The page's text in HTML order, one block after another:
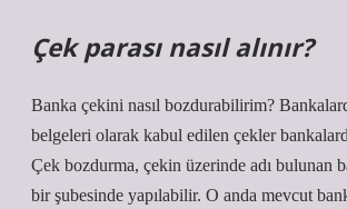
Çek parası nasıl alınır?
Banka çekini nasıl bozdurabilirim?
belgeleri olarak kabul edilen çekler
Çek bozdurma, çekin üzerinde adı bulunan
bir şubesinde yapılabilir. O anda mevcut